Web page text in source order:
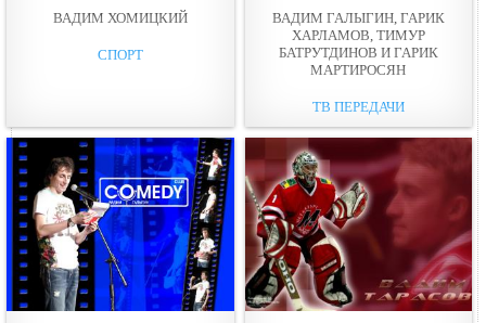
ВАДИМ ХОМИЦКИЙ
СПОРТ
ВАДИМ ГАЛЫГИН, ГАРИК
ХАРЛАМОВ, ТИМУР
БАТРУТДИНОВ И ГАРИК
МАРТИРОСЯН
ТВ ПЕРЕДАЧИ